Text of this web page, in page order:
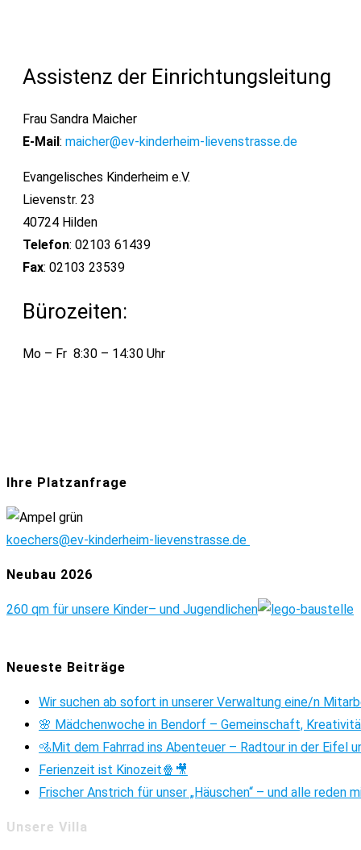
Assistenz der Einrichtungsleitung
Frau Sandra Maicher
E-Mail : maicher@ev-kinderheim-lievenstrasse.de
Evangelisches Kinderheim e.V.
Lievenstr. 23
40724 Hilden
Telefon: 02103 61439
Fax: 02103 23539
Bürozeiten:
Mo – Fr 8:30 – 14:30 Uhr
Ihre Platzanfrage
koechers@ev-kinderheim-lievenstrasse.de
Neubau 2026
260 qm für unsere Kinder– und Jugendlichen
Neueste Beiträge
Wir suchen ab sofort in unserer Verwaltung eine/n
🌸 Mädchenwoche in Bendorf – Gemeinschaft,
🚵Mit dem Fahrrad ins Abenteuer – Radtour in der Eifel
Ferienzeit ist Kinozeit🍿🎥
Frischer Anstrich für unser „Häuschen“ – und alle reden
Unsere Villa